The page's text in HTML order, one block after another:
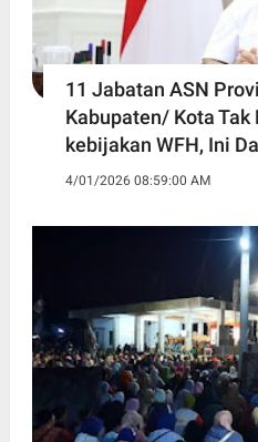
11 Jabatan ASN
Kabupaten/ Kota Tak
kebijakan WFH, Ini
4/01/2026 08:59:00 AM